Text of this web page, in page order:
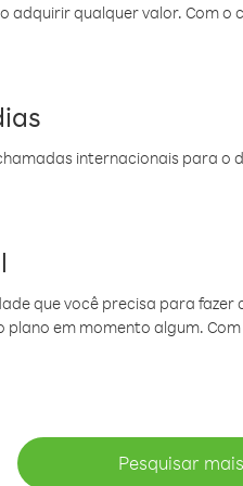
adquirir qualquer valor. Com
internacionais para
que você precisa para
em momento algum.
Pesquisar